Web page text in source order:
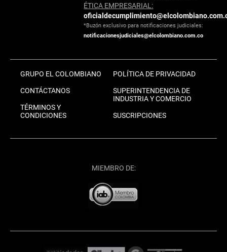
ÉTICA EMPRESARIAL:
*Buzón exclusivo para notificaciones judiciales:
notificacionesjudiciales@elcolombiano.com.co
GRUPO EL COLOMBIANO
CONTÁCTANOS
TÉRMINOS Y
CONDICIONES
POLÍTICA DE PRIVACIDAD
SUPERINTENDENCIA DE
INDUSTRIA Y COMERCIO
SUSCRIPCIONES
MIEMBRO DE: